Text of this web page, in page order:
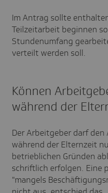
Im Antrag sollte
Teilzeitarbeit beginnen
Stundenumfang
verteilt werden soll.
Können
während der
Der Arbeitgeber darf den
während der Elternzeit
betrieblichen Gründen
schriftlich erfolgen. Eine
"mangels